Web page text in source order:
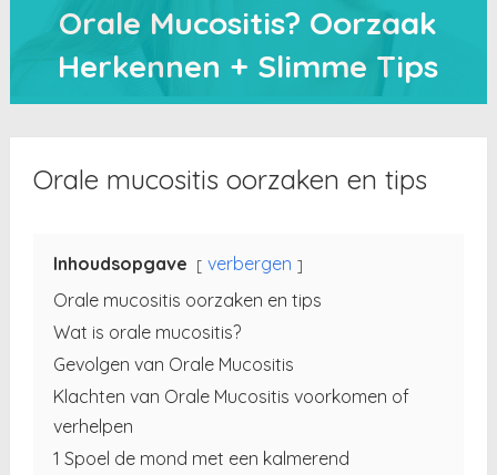
Orale Mucositis? Oorzaak
Herkennen + Slimme Tips
Orale mucositis oorzaken en tips
Inhoudsopgave
verbergen
Orale mucositis oorzaken en tips
Wat is orale mucositis?
Gevolgen van Orale Mucositis
Klachten van Orale Mucositis voorkomen of
verhelpen
1 Spoel de mond met een kalmerend